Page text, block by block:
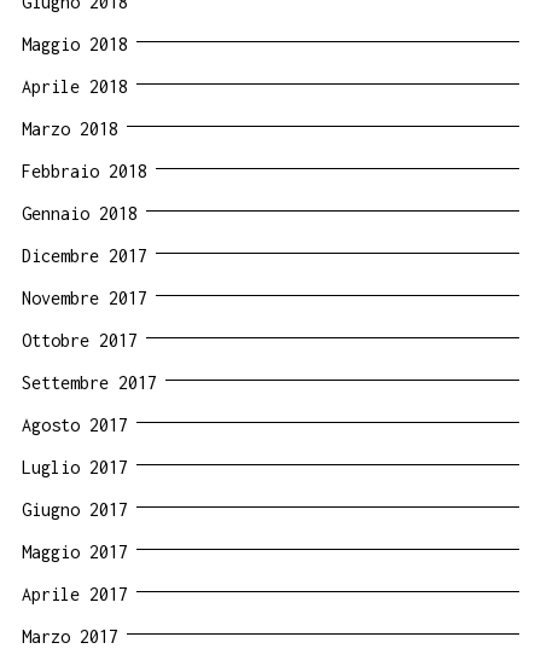
Maggio 2018
Aprile 2018
Marzo 2018
Febbraio 2018
Gennaio 2018
Dicembre 2017
Novembre 2017
Ottobre 2017
Settembre 2017
Agosto 2017
Luglio 2017
Giugno 2017
Maggio 2017
Aprile 2017
Marzo 2017